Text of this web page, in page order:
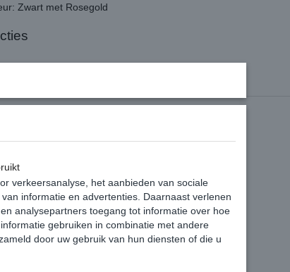
Zwart met Rosegold
verkeersanalyse, het aanbieden van sociale
informatie en advertenties. Daarnaast verlenen
analysepartners toegang tot informatie over hoe
gebruiken in combinatie met andere
door uw gebruik van hun diensten of die u